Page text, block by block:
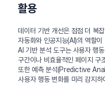
활용
데이터 기반 개선은 점점 더 복
자동화와 인공지능(AI)의 역할이
AI 기반 분석 도구는 사용자 행
구간이나 비효율적인 페이지 구
또한 예측 분석(Predictive
사용자 행동 변화를 미리 감지